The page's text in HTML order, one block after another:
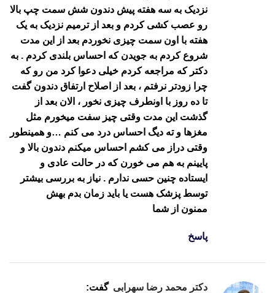
نزدیک به سه هفته پیش دندون شش سمت چپ بالا
رو عصب کشی کردم و بعد از ترمیم نزدیک به یک
هفته با اون سمت چیزی نخوردم بعد از این مدت
شروع کردم به جویدن که احساس بلندی کردم . به
دکتر که مراجعه کردم خیلی دعوا کرد من رو که
چرا زودتر نرفتم ، بعد از اصلاح ارتفاق دندون گفت
تا ده روز با اونطرف چیزی نخور ، الان بعد از
گذشت این مدت وقتی چیز سفت میخورم مثل
مغزها و ته دیگ احساس درد می کنم …و همینطور
وقتی دراز می کشم احساس میکنم دندون بالا و
پایینم به هم می خورن که در حالت عادی و
ایستاده چنین حسی ندارم . نیاز به بررسی بیشتر
توسط پزشک هست یا باید زمان بدم بهش
ممنون از شما
پاسخ
دکتر محمد رضا سهرابی گفت: